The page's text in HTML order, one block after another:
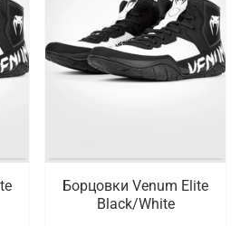
Борцовки Venum Elite
Black/White